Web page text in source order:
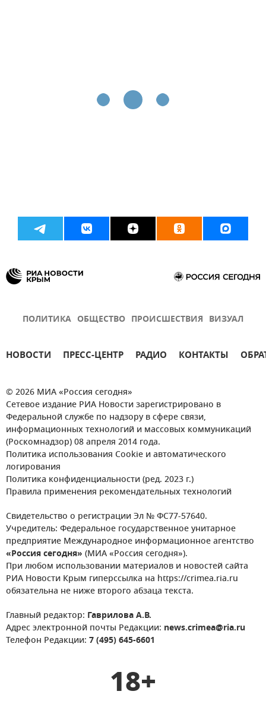
ПОЛИТИКА ОБЩЕСТВО ПРОИСШЕСТВИЯ ВИЗУАЛ
НОВОСТИ ПРЕСС-ЦЕНТР РАДИО КОНТАКТЫ
© 2026 МИА «Россия сегодня»
Сетевое издание РИА Новости зарегистрировано в
Федеральной службе по надзору в сфере связи,
информационных технологий и массовых коммуникаций
(Роскомнадзор) 08 апреля 2014 года.
Политика использования Cookie и автоматического
логирования
Политика конфиденциальности (ред. 2023 г.)
Правила применения рекомендательных технологий
Свидетельство о регистрации Эл № ФС77-57640.
Учредитель: Федеральное государственное унитарное
предприятие Международное информационное агентство
«Россия сегодня» (МИА «Россия сегодня»).
При любом использовании материалов и новостей сайта
РИА Новости Крым гиперссылка на https://crimea.ria.ru
обязательна не ниже второго абзаца текста.
Главный редактор: Гаврилова А.В.
Адрес электронной почты Редакции: news.crimea@ria.ru
Телефон Редакции: 7 (495) 645-6601
18+